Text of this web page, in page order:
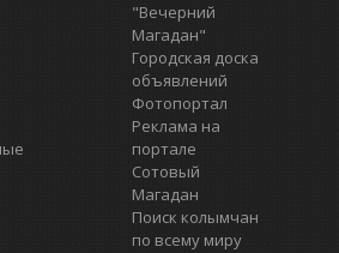
"Вечерний
Магадан"
Городская доска
объявлений
Фотопортал
Реклама на
портале
Сотовый
Магадан
Поиск колымчан
по всему миру